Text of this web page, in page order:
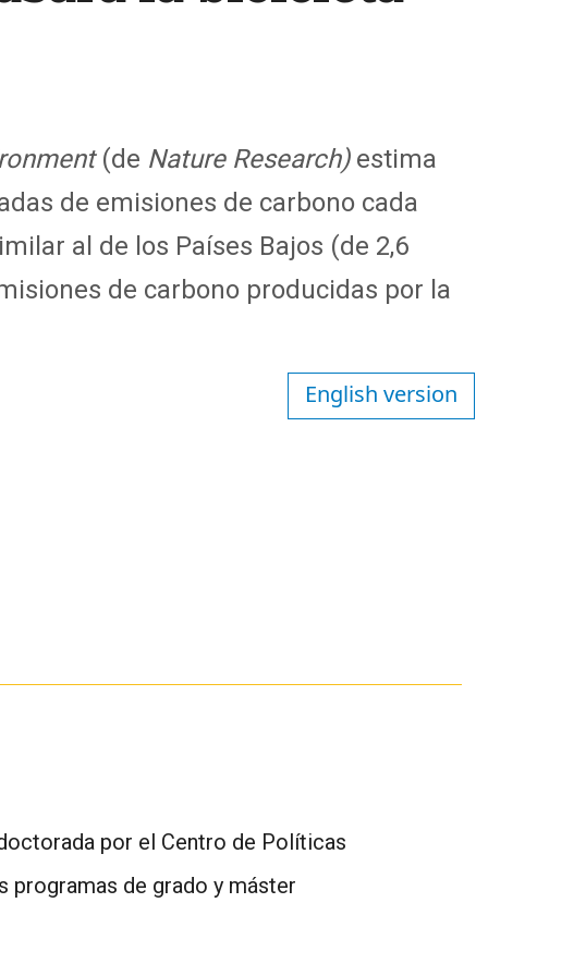
(de Nature Research)estima
de emisiones de carbono cada
al de los Países Bajos (de 2,6
de carbono producidas por la
English version
por el Centro de Políticas
programas de grado y máster